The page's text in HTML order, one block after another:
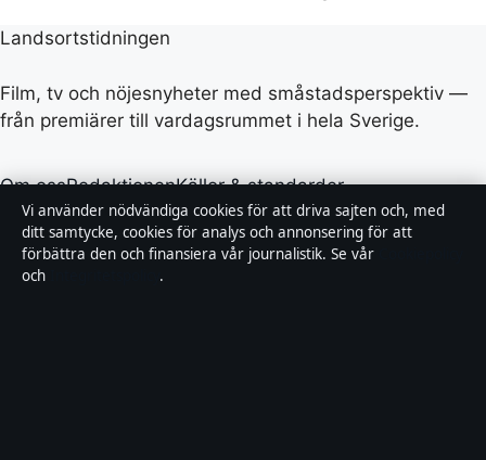
Landsortstidningen
Film, tv och nöjesnyheter med småstadsperspektiv —
från premiärer till vardagsrummet i hela Sverige.
Om ossRedaktionenKällor & standarder
Redaktionell policyRättelserÄgandeIntegritetKontakt
RSS
Vi använder nödvändiga cookies för att driva sajten och, med
ditt samtycke, cookies för analys och annonsering för att
förbättra den och finansiera vår journalistik. Se vår
och
.